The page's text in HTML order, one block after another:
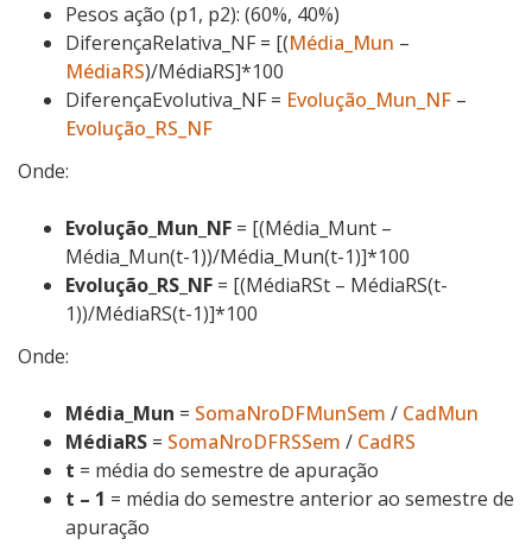
Pesos ação (p1, p2): (60%, 40%)
DiferençaRelativa_NF = [(Média_Mun –
MédiaRS)/MédiaRS]*100
DiferençaEvolutiva_NF = Evolução_Mun_NF –
Evolução_RS_NF
Onde:
Evolução_Mun_NF = [(Média_Munt –
Média_Mun(t-1))/Média_Mun(t-1)]*100
Evolução _RS_NF = [(MédiaRSt – MédiaRS(t-
1))/MédiaRS(t-1)]*100
Onde:
Média_Mun = SomaNroDFMunSem / CadMun
MédiaRS = SomaNroDFRSSem / CadRS
t = média do semestre de apuração
t – 1 = média do semestre anterior ao semestre de
apuração